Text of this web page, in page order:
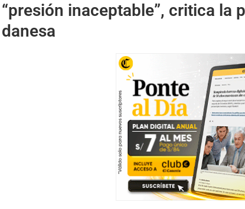
“presión inaceptable”, critica la
danesa